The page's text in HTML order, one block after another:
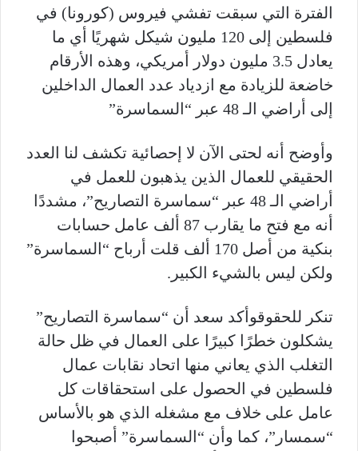
الفترة التي سبقت تفشي فيروس (كورونا) في
فلسطين إلى 120 مليون شيكل شهريًا أي ما
يعادل 3.5 مليون دولار أمريكي، وهذه الأرقام
خاضعة للزيادة مع ازدياد عدد العمال الداخلين
إلى أراضي الـ 48 عبر “السماسرة”
وأوضح أنه لحتى الآن لا إحصائية تكشف لنا العدد
الحقيقي للعمال الذين يذهبون للعمل في
أراضي الـ 48 عبر “سماسرة التصاريح”، مشددًا
أنه مع فتح ما يقارب 87 ألف عامل حسابات
بنكية من أصل 170 ألف قلت أرباح “السماسرة”
ولكن ليس بالشيء الكبير.
تنكر للحقوقوأكد سعد أن “سماسرة التصاريح”
يشكلون خطرًا كبيرًا على العمال في ظل حالة
التغلب الذي يعاني منها اتحاد نقابات عمال
فلسطين في الحصول على استحقاقات كل
عامل على خلاف مع مشغله الذي هو بالأساس
“سمسار”، كما وأن “السماسرة” أصبحوا